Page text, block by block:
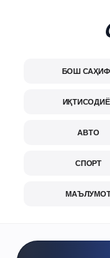
БОШ
АВТО
СПОРТ